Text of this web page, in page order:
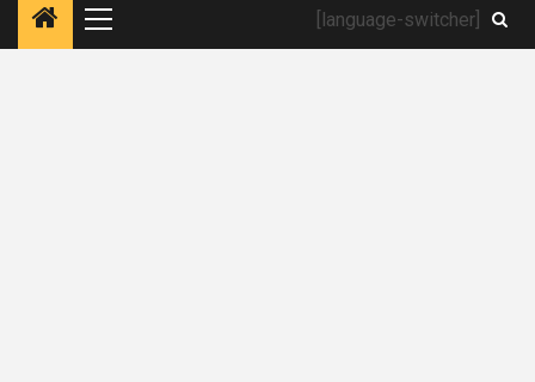
Primary
Menu
[language-switcher]